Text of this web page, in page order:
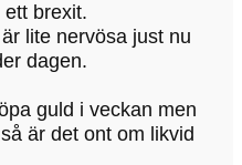
brexit.
lite nervösa just nu
dagen.
guld i veckan men
är det ont om likvid